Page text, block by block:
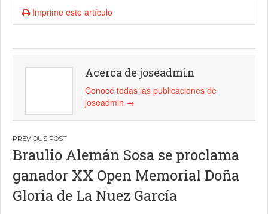
Imprime este artículo
Acerca de joseadmin
Conoce todas las publicaciones de
joseadmin →
Navegación
de
entradas
Braulio Alemán Sosa se proclama
ganador XX Open Memorial Doña
Gloria de La Nuez García